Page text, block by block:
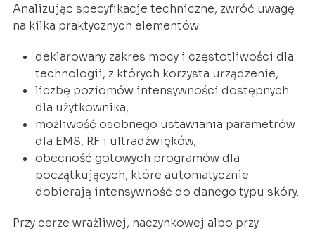
Analizując specyfikacje techniczne, zwróć uwagę
na kilka praktycznych elementów:
deklarowany zakres mocy i częstotliwości dla
technologii, z których korzysta urządzenie,
liczbę poziomów intensywności dostępnych
dla użytkownika,
możliwość osobnego ustawiania parametrów
dla EMS, RF i ultradźwięków,
obecność gotowych programów dla
początkujących, które automatycznie
dobierają intensywność do danego typu skóry.
Przy cerze wrażliwej, naczynkowej albo przy